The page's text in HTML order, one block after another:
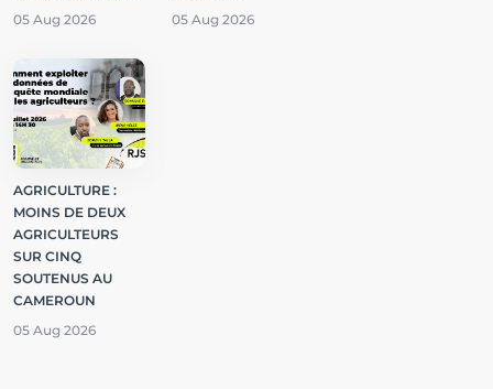
05 Aug 2026
05 Aug 2026
AGRICULTURE :
MOINS DE DEUX
AGRICULTEURS
SUR CINQ
SOUTENUS AU
CAMEROUN
05 Aug 2026